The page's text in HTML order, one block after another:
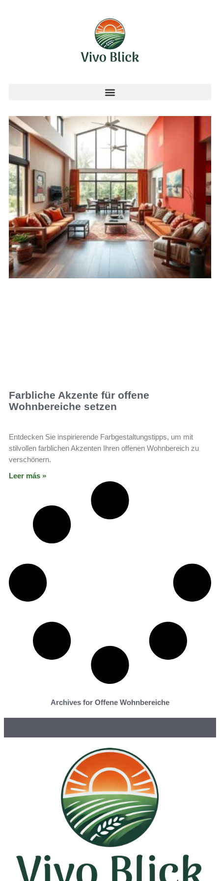
Farbliche Akzente für offene
Wohnbereiche setzen
Entdecken Sie inspirierende Farbgestaltungstipps, um mit
stilvollen farblichen Akzenten Ihren offenen Wohnbereich zu
verschönern.
Leer más »
Archives for Offene Wohnbereiche